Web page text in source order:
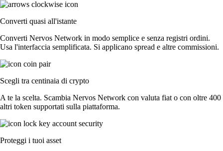
Converti quasi all'istante
Converti Nervos Network in modo semplice e senza registri ordini.
Usa l'interfaccia semplificata. Si applicano spread e altre commissioni.
Scegli tra centinaia di crypto
A te la scelta. Scambia Nervos Network con valuta fiat o con oltre 400
altri token supportati sulla piattaforma.
Proteggi i tuoi asset